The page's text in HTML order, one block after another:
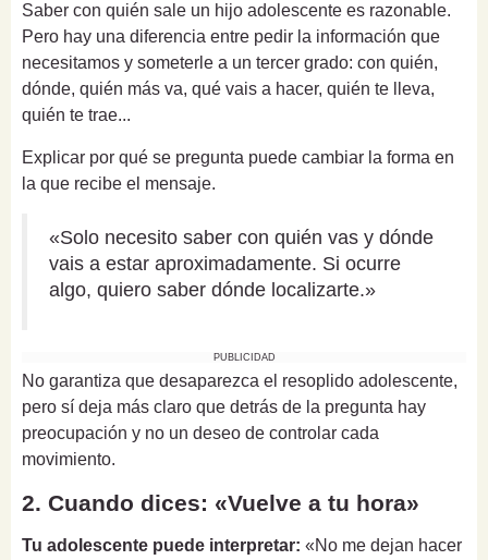
Saber con quién sale un hijo adolescente es razonable.
Pero hay una diferencia entre pedir la información que
necesitamos y someterle a un tercer grado: con quién,
dónde, quién más va, qué vais a hacer, quién te lleva,
quién te trae...
Explicar por qué se pregunta puede cambiar la forma en
la que recibe el mensaje.
«Solo necesito saber con quién vas y dónde
vais a estar aproximadamente. Si ocurre
algo, quiero saber dónde localizarte.»
PUBLICIDAD
No garantiza que desaparezca el resoplido adolescente,
pero sí deja más claro que detrás de la pregunta hay
preocupación y no un deseo de controlar cada
movimiento.
2. Cuando dices: «Vuelve a tu hora»
Tu adolescente puede interpretar: «No me dejan hacer